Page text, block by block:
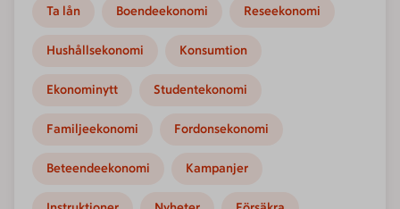
Ta lån Boendeekonomi Reseekonomi
Hushållsekonomi Konsumtion
Ekonominytt Studentekonomi
Familjeekonomi Fordonsekonomi
Beteendeekonomi Kampanjer